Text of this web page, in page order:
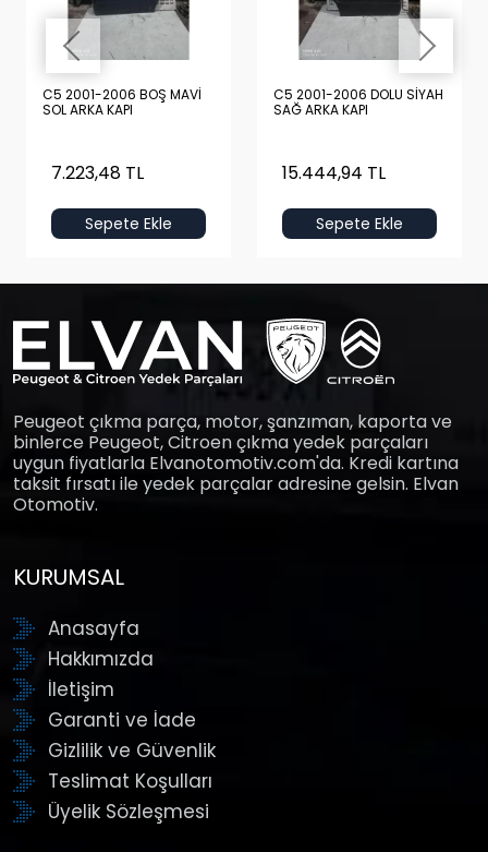
C5 2001-2006 BOŞ MAVİ
SOL ARKA KAPI
7.223,48 TL
Sepete Ekle
C5 2001-2006 DOLU SİYAH
SAĞ ARKA KAPI
15.444,94 TL
Sepete Ekle
Peugeot çıkma parça, motor, şanzıman, kaporta ve
binlerce Peugeot, Citroen çıkma yedek parçaları
uygun fiyatlarla Elvanotomotiv.com'da. Kredi kartına
taksit fırsatı ile yedek parçalar adresine gelsin. Elvan
Otomotiv.
KURUMSAL
Anasayfa
Hakkımızda
İletişim
Garanti ve İade
Gizlilik ve Güvenlik
Teslimat Koşulları
Üyelik Sözleşmesi